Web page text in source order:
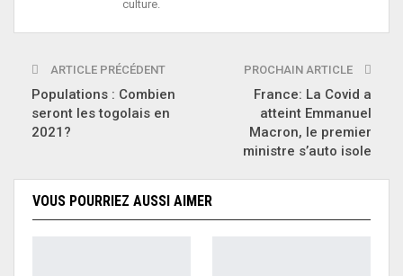
culture.
ARTICLE PRÉCÉDENT
Populations : Combien
seront les togolais en
2021?
PROCHAIN ARTICLE
France: La Covid a
atteint Emmanuel
Macron, le premier
ministre s’auto isole
VOUS POURRIEZ AUSSI AIMER